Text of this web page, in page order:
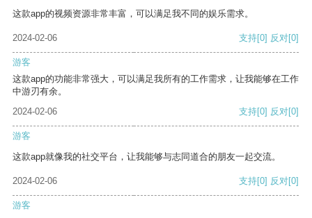
这款app的视频资源非常丰富，可以满足我不同的娱乐需求。
2024-02-06 支持[0] 反对[0]
游客
这款app的功能非常强大，可以满足我所有的工作需求，让我能够在工作
中游刃有余。
2024-02-06
支持[0] 反对[0]
游客
这款app就像我的社交平台，让我能够与志同道合的朋友一起交流。
2024-02-06 支持[0] 反对[0]
游客